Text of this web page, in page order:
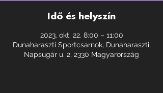
Idő és helyszín
2023. okt. 22. 8:00 – 11:00
Dunaharaszti Sportcsarnok, Dunaharaszti,
Napsugár u. 2, 2330 Magyarország